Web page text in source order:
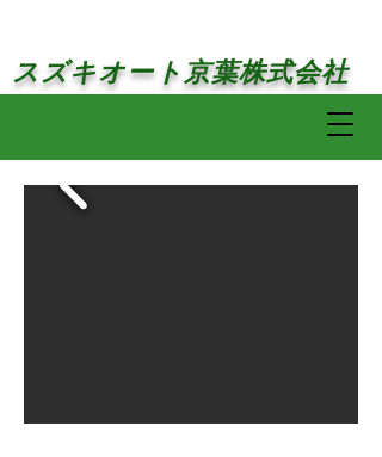
​スズキオート京葉株式会社